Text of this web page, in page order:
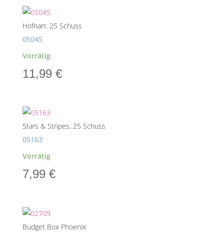
Hofnarr, 25 Schuss
05045
Vorrätig
11,99 €
Stars & Stripes, 25 Schuss
05163
Vorrätig
7,99 €
Budget Box Phoenix